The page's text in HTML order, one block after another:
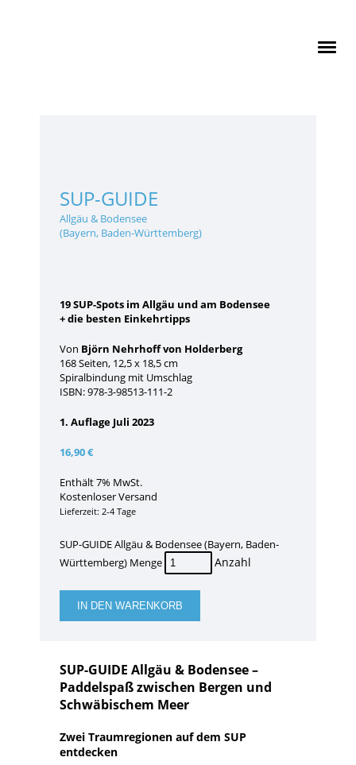
SUP-GUIDE
Allgäu & Bodensee
(Bayern, Baden-Württemberg)
19 SUP-Spots im Allgäu und am Bodensee
+ die besten Einkehrtipps
Von Björn Nehrhoff von Holderberg
168 Seiten, 12,5 x 18,5 cm
Spiralbindung mit Umschlag
ISBN: 978-3-98513-111-2
1. Auflage Juli 2023
16,90€
Enthält 7% MwSt.
Kostenloser Versand
Lieferzeit: 2-4 Tage
SUP-GUIDE Allgäu & Bodensee (Bayern, Baden-
Württemberg) Menge
IN DEN WARENKORB
SUP-GUIDE Allgäu & Bodensee –
Paddelspaß zwischen Bergen und
Schwäbischem Meer
Zwei Traumregionen auf dem SUP
entdecken